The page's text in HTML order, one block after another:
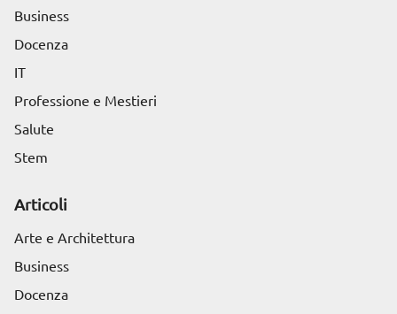
Business
Docenza
IT
Professione e Mestieri
Salute
Stem
Articoli
Arte e Architettura
Business
Docenza